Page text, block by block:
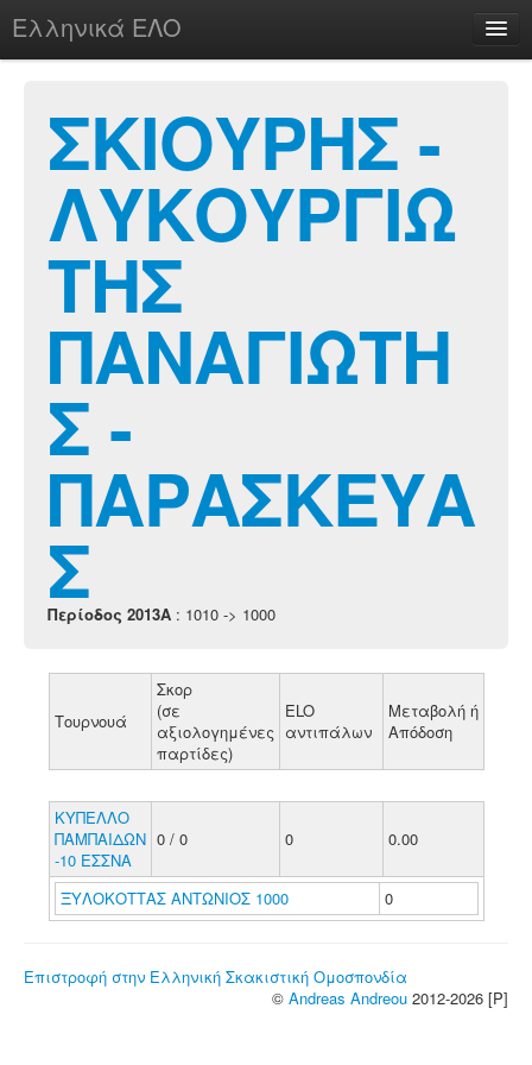
Ελληνικά ΕΛΟ
chesstu.be @ discord
Login
ΣΚΙΟΥΡΗΣ -
ΛΥΚΟΥΡΓΙΩ
ΤΗΣ
ΠΑΝΑΓΙΩΤΗ
Σ -
ΠΑΡΑΣΚΕΥΑ
Σ
Περίοδος 2013A : 1010 -> 1000
Τουρνουά
Σκορ
(σε
αξιολογημένες
παρτίδες)
ELO
αντιπάλων
Μεταβολή ή
Απόδοση
ΚΥΠΕΛΛΟ
ΠΑΜΠΑΙΔΩΝ
-10 ΕΣΣΝΑ
0 / 0 0 0.00
ΞΥΛΟΚΟΤΤΑΣ ΑΝΤΩΝΙΟΣ 1000 0
Επιστροφή στην Ελληνική Σκακιστική Ομοσπονδία
© Andreas Andreou 2012-2026 [P]